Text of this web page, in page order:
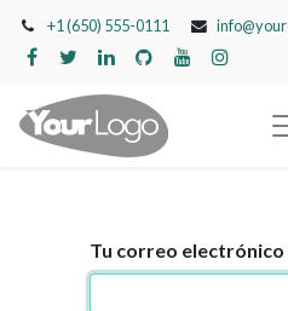
+1 (650) 555-0111
Tu correo electrónico